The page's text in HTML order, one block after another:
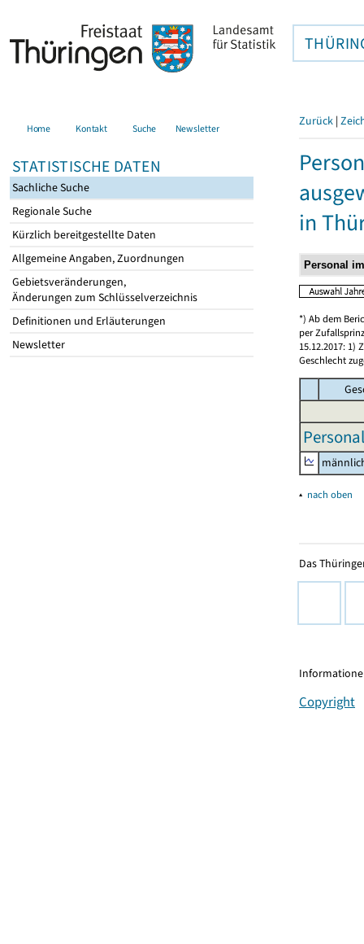
Home Kontakt Suche Newsletter
STATISTISCHE DATEN
Sachliche Suche
Regionale Suche
Kürzlich bereitgestellte Daten
Allgemeine Angaben, Zuordnungen
Gebietsveränderungen,
Änderungen zum Schlüsselverzeichnis
Definitionen und Erläuterungen
Newsletter
Zurück |
in
*) Ab dem
per
15.12.2017: 1)
Geschlecht
▴ nach oben
Das
Copyright